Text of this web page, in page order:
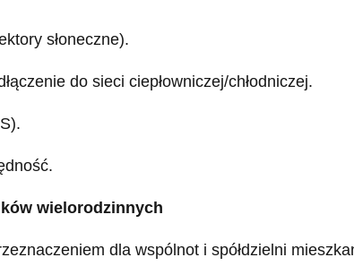
słoneczne).
do sieci ciepłowniczej/chłodniczej.
wielorodzinnych
dla wspólnot i spółdzielni